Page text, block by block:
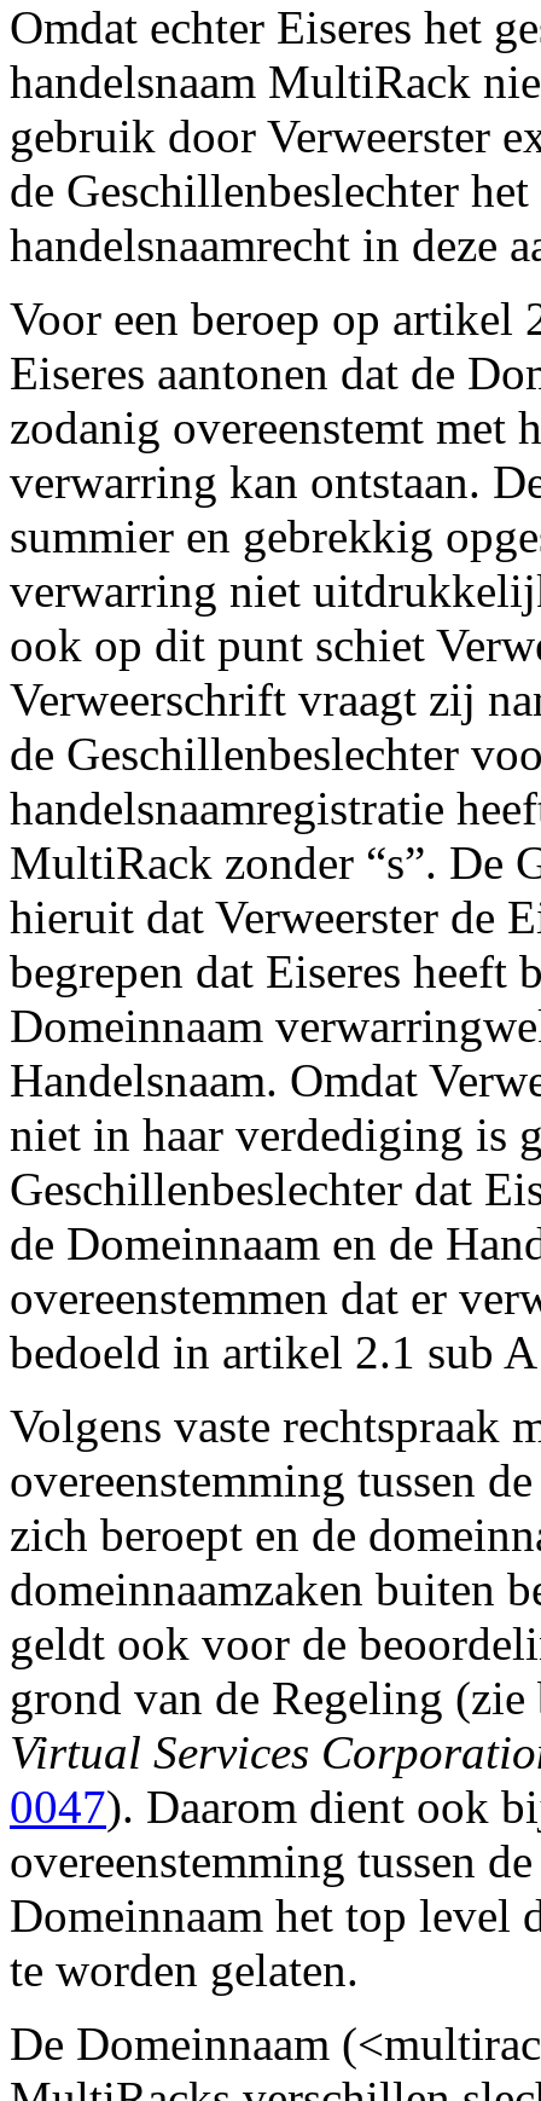
Omdat echter Eiseres het
handelsnaam MultiRack
gebruik door Verweerster
de Geschillenbeslechter
handelsnaamrecht in deze
Voor een beroep op artikel
Eiseres aantonen dat de
zodanig overeenstemt met
verwarring kan ontstaan.
summier en gebrekkig
verwarring niet
ook op dit punt schiet
Verweerschrift vraagt zij
de Geschillenbeslechter
handelsnaamregistratie
MultiRack zonder “s”. De
hieruit dat Verweerster de
begrepen dat Eiseres heeft
Domeinnaam
Handelsnaam. Omdat
niet in haar verdediging is
Geschillenbeslechter dat
de Domeinnaam en de
overeenstemmen dat er
bedoeld in artikel 2.1 sub
Volgens vaste rechtspraak
overeenstemming tussen
zich beroept en de
domeinnaamzaken buiten
geldt ook voor de
grond van de Regeling
Virtual Services
0047). Daarom dient ook
overeenstemming tussen
Domeinnaam het top level
te worden gelaten.
De Domeinnaam